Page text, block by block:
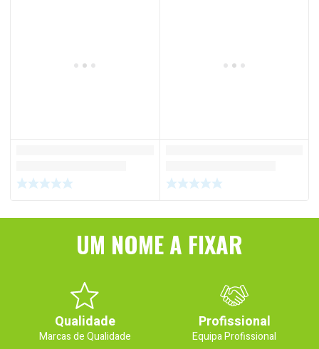
UM NOME A FIXAR
Qualidade
Marcas de Qualidade
Profissional
Equipa Profissional